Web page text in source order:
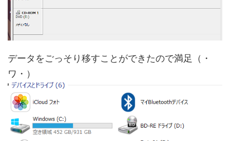
データをごっそり移すことができたので満足（・
ワ・）